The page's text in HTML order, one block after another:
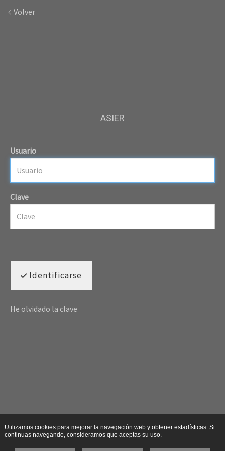
Volver
ASIER
Usuario
Clave
Identificarse
He olvidado la clave
Utilizamos cookies para mejorar la navegación web y obtener estadísticas. Si
continuas navegando, consideramos que aceptas su uso.